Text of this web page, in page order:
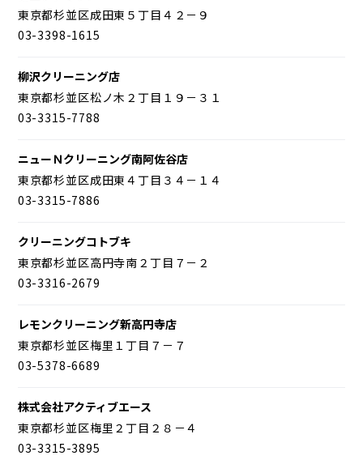
東京都杉並区成田東５丁目４２－９
03-3398-1615
柳沢クリーニング店
東京都杉並区松ノ木２丁目１９－３１
03-3315-7788
ニューＮクリーニング南阿佐谷店
東京都杉並区成田東４丁目３４－１４
03-3315-7886
クリーニングコトブキ
東京都杉並区高円寺南２丁目７－２
03-3316-2679
レモンクリーニング新高円寺店
東京都杉並区梅里１丁目７－７
03-5378-6689
株式会社アクティブエース
東京都杉並区梅里２丁目２８－４
03-3315-3895